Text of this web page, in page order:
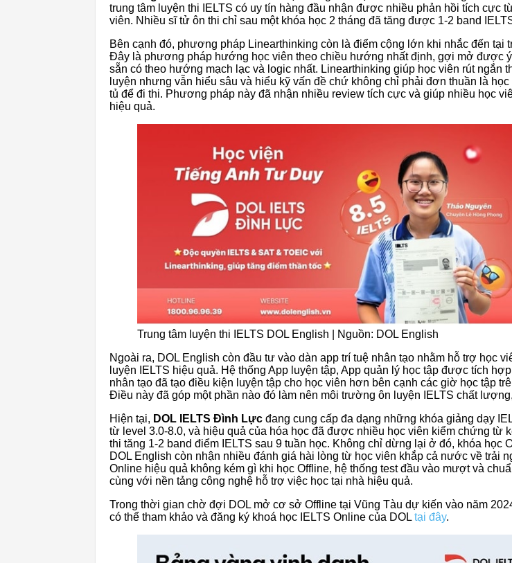
trung tâm luyện thi IELTS có uy tín hàng đầu nhận được nhiều phản hồi tích cực
viên. Nhiều sĩ tử ôn thi chỉ sau một khóa học 2 tháng đã tăng được 1-2 band
Bên cạnh đó, phương pháp Linearthinking còn là điểm cộng lớn khi nhắc đến tại
Đây là phương pháp hướng học viên theo chiều hướng nhất định, gợi mở được
sẵn có theo hướng mạch lạc và logic nhất. Linearthinking giúp học viên rút ngắn
luyện nhưng vẫn hiểu sâu và hiểu kỹ vấn đề chứ không chỉ phải đơn thuần là học
tủ để đi thi. Phương pháp này đã nhận nhiều review tích cực và giúp nhiều học
hiệu quả.
Trung tâm luyện thi IELTS DOL English | Nguồn: DOL English
Ngoài ra, DOL English còn đầu tư vào dàn app trí tuệ nhân tạo nhằm hỗ trợ học
luyện IELTS hiệu quả. Hệ thống App luyện tập, App quản lý học tập được tích
nhân tạo đã tạo điều kiện luyện tập cho học viên hơn bên cạnh các giờ học tập
Điều này đã góp một phần nào đó làm nên môi trường ôn luyện IELTS chất
Hiện tại, DOL IELTS Đình Lực đang cung cấp đa dạng những khóa giảng dạy
từ level 3.0-8.0, và hiệu quả của hóa học đã được nhiều học viên kiểm chứng từ
thi tăng 1-2 band điểm IELTS sau 9 tuần học. Không chỉ dừng lại ở đó, khóa học
DOL English còn nhận nhiều đánh giá hài lòng từ học viên khắp cả nước về trải
Online hiệu quả không kém gì khi học Offline, hệ thống test đầu vào mượt và
cùng với nền tảng công nghệ hỗ trợ việc học tại nhà hiệu quả.
Trong thời gian chờ đợi DOL mở cơ sở Offline tại Vũng Tàu dự kiến vào năm
có thể tham khảo và đăng ký khoá học IELTS Online của DOL tại đây.